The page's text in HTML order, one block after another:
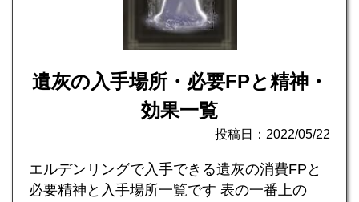
遺灰の入手場所・必要FPと精神・
効果一覧
投稿日：2022/05/22
エルデンリングで入手できる遺灰の消費FPと
必要精神と入手場所一覧です 表の一番上の